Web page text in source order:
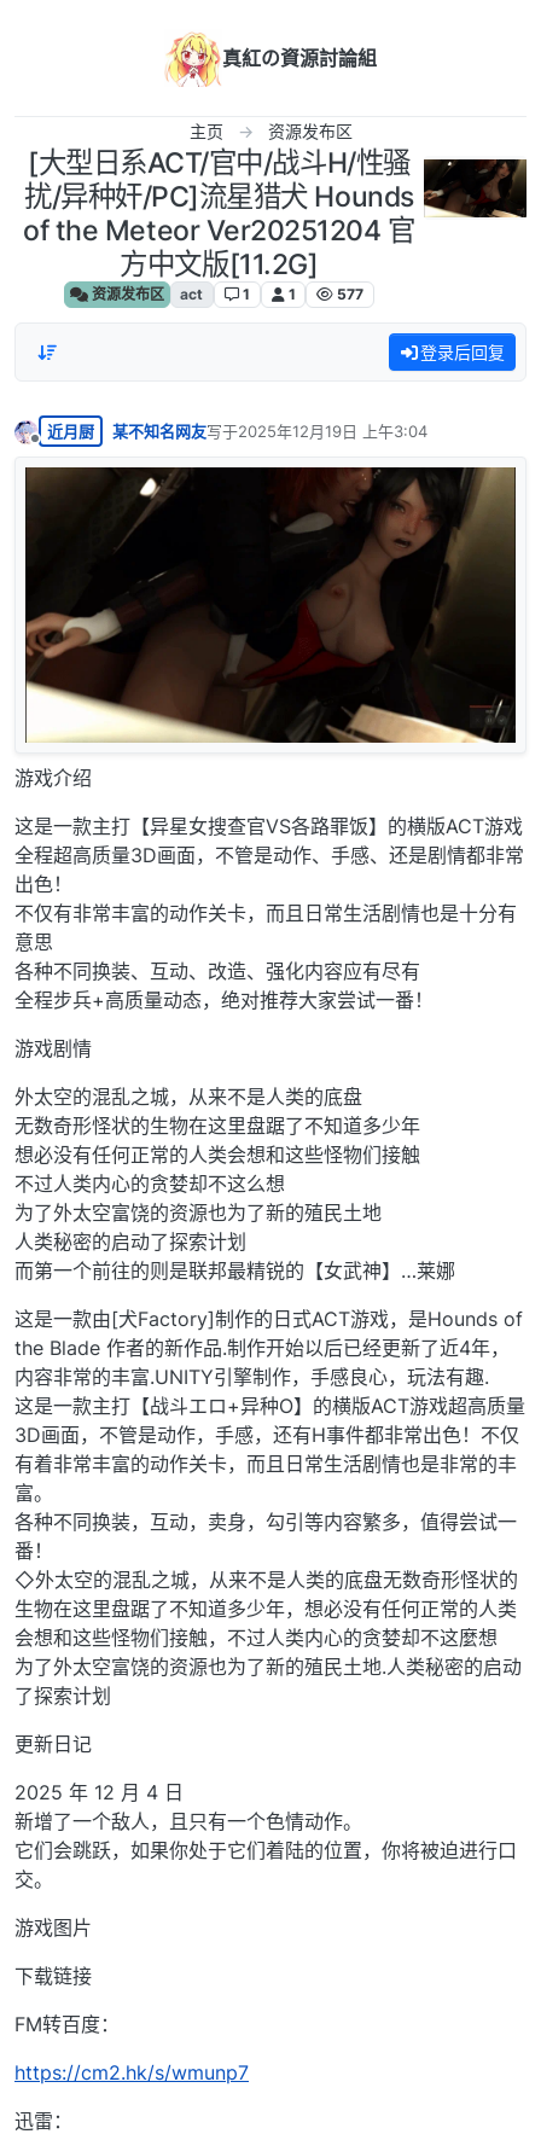
真紅の資源討論組
主页 资源发布区
[大型日系ACT/官中/战斗H/性骚
扰/异种奸/PC]流星猎犬 Hounds
of the Meteor Ver20251204 官
方中文版[11.2G]
资源发布区 act 1 1 577
登录后回复
离线
近月厨 某不知名网友写于2025年12月19日 上午3:04
最后由 编辑
游戏介绍
这是一款主打【异星女搜查官VS各路罪饭】的横版ACT游戏
全程超高质量3D画面，不管是动作、手感、还是剧情都非常
出色！
不仅有非常丰富的动作关卡，而且日常生活剧情也是十分有
意思
各种不同换装、互动、改造、强化内容应有尽有
全程步兵+高质量动态，绝对推荐大家尝试一番！
游戏剧情
外太空的混乱之城，从来不是人类的底盘
无数奇形怪状的生物在这里盘踞了不知道多少年
想必没有任何正常的人类会想和这些怪物们接触
不过人类内心的贪婪却不这么想
为了外太空富饶的资源也为了新的殖民土地
人类秘密的启动了探索计划
而第一个前往的则是联邦最精锐的【女武神】…莱娜
这是一款由[犬Factory]制作的日式ACT游戏，是Hounds of
the Blade 作者的新作品.制作开始以后已经更新了近4年，
内容非常的丰富.UNITY引擎制作，手感良心，玩法有趣.
这是一款主打【战斗エロ+异种O】的横版ACT游戏超高质量
3D画面，不管是动作，手感，还有H事件都非常出色！不仅
有着非常丰富的动作关卡，而且日常生活剧情也是非常的丰
富。
各种不同换装，互动，卖身，勾引等内容繁多，值得尝试一
番！
◇外太空的混乱之城，从来不是人类的底盘无数奇形怪状的
生物在这里盘踞了不知道多少年，想必没有任何正常的人类
会想和这些怪物们接触，不过人类内心的贪婪却不这麼想
为了外太空富饶的资源也为了新的殖民土地.人类秘密的启动
了探索计划
更新日记
2025 年 12 月 4 日
新增了一个敌人，且只有一个色情动作。
它们会跳跃，如果你处于它们着陆的位置，你将被迫进行口
交。
游戏图片
下载链接
FM转百度：
https://cm2.hk/s/wmunp7
迅雷：